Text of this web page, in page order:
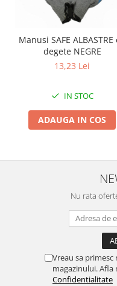
Lopeti zapada
Zdrobitoare si teascuri
Teascuri
Zdrobitoare electrice
Articole antidaunatori
Suflante si aspiratoare
Unelte manuale de
Masini de maturat
Masini batut stalpi
Manusi SAFE ALBASTRE
degete NEGRE
13,23 Lei
IN STOC
ADAUGA IN COS
Nu rata
Vreau sa
magazinului. Afla
Confidentialitate